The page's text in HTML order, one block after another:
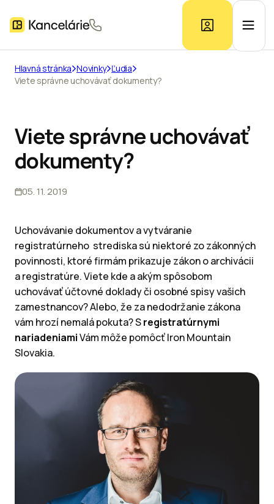
Ponuka kancelárií
Prieskum trhu
Hlavná stránka Novinky Ľudia
Viete správne uchovávať dokumenty?
Viete správne uchovávať
dokumenty?
05. 11. 2019
Uchovávanie dokumentov a vytváranie
registratúrneho strediska sú niektoré zo zákonných
povinnosti, ktoré firmám prikazuje zákon o archivácii
a registratúre. Viete kde a akým spôsobom
uchovávať účtovné doklady či osobné spisy vašich
zamestnancov? Alebo, že za nedodržanie zákona
vám hrozí nemalá pokuta? Sregistratúrnymi
nariadeniamiVám môže pomôcť Iron Mountain
Slovakia.